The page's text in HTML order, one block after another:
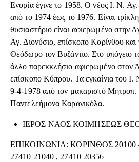
Ενορία έγινε το 1958. Ο νέος Ι. Ν.
από το 1974 έως το 1976. Είναι
θυσιαστήριο είναι αφιερωμένο στην
Αγ. Διονύσιο, επίσκοπο Κορίνθου και
Θεόδωρο τον Βυζάντιο. Στο υπόγειο
άλλο παρεκκλήσιο αφιερωμένο στον
επίσκοπο Κύπρου. Τα εγκαίνια του Ι.
9-4-1978 από τον μακαριστό Μητροπ.
Παντελεήμονα Καρανικόλα.
ΙΕΡΟΣ ΝΑΟΣ ΚΟΙΜΗΣΕΩΣ
ΕΠΙΚΟΙΝΩΝΙΑ: ΚΟΡΙΝΘΟΣ 20100
27410 21040 , 27410 20356